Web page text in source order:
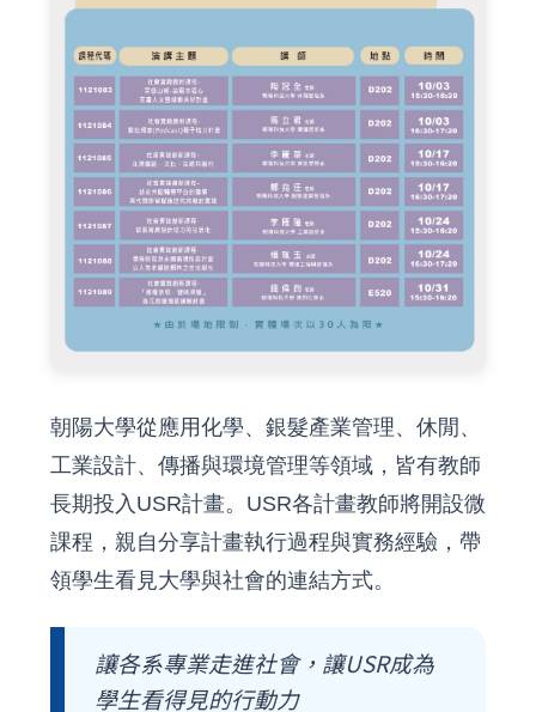
朝陽大學從應用化學、銀髮產業管理、休閒、
工業設計、傳播與環境管理等領域，皆有教師
長期投入USR計畫。USR各計畫教師將開設微
課程，親自分享計畫執行過程與實務經驗，帶
領學生看見大學與社會的連結方式。
讓各系專業走進社會，讓USR成為
學生看得見的行動力